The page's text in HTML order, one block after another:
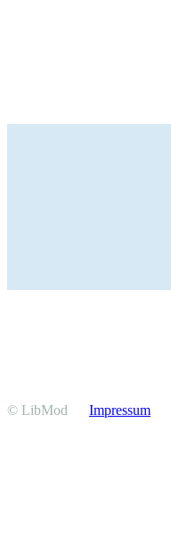
© LibMod Impressum